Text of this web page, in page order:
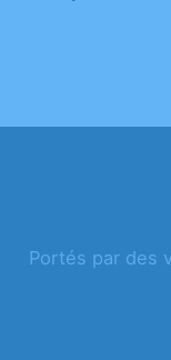
Portés par des